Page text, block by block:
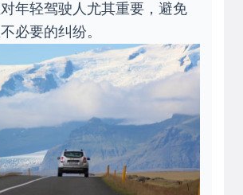
年轻驾驶人尤其重要，避免
必要的纠纷。